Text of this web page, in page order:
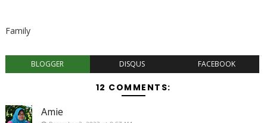
Family
BLOGGER DISQUS FACEBOOK
12 COMMENTS:
Amie